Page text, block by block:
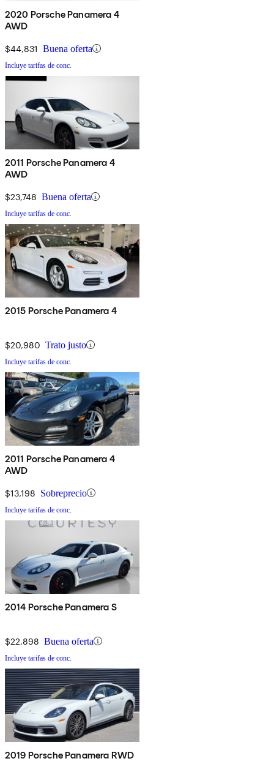
2020 Porsche Panamera 4
AWD
$44,831 Buena oferta
Incluye tarifas de conc.
2011 Porsche Panamera 4
AWD
$23,748 Buena oferta
Incluye tarifas de conc.
2015 Porsche Panamera 4
$20,980 Trato justo
Incluye tarifas de conc.
2011 Porsche Panamera 4
AWD
$13,198 Sobreprecio
Incluye tarifas de conc.
2014 Porsche Panamera S
$22,898 Buena oferta
Incluye tarifas de conc.
2019 Porsche Panamera RWD